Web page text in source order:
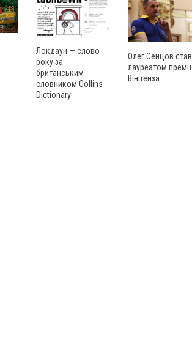
Локдаун — слово
року за
британським
словником Collins
Dictionary
Олег Сенцов став
лауреатом премії
Вінценза